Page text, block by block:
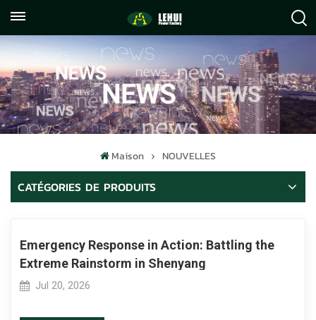
059122071372
info@lehuipowerfactory.com
Maison NOUVELLES
CATÉGORIES DE PRODUITS
Emergency Response in Action: Battling the
Extreme Rainstorm in Shenyang
Jul 20, 2026